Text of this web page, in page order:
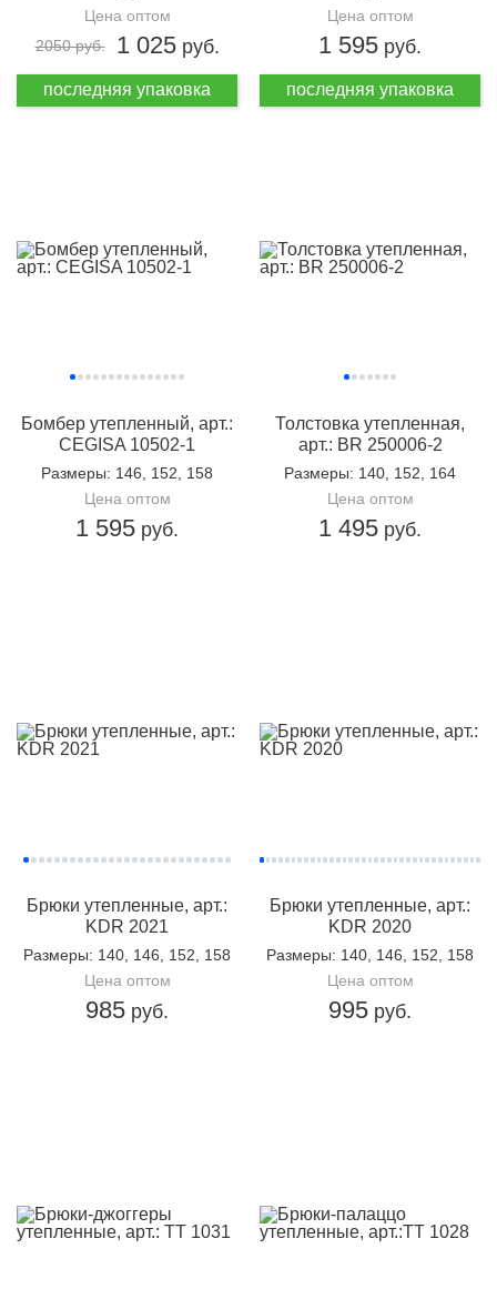
Цена оптом
2050 руб.
1 025руб.
Цена оптом
1 595 руб.
последняя упаковка
Бомбер утепленный, арт.:
CEGISA 10502-1
Размеры: 146, 152, 158
Цена оптом
1 595 руб.
последняя упаковка
Толстовка утепленная,
арт.: BR 250006-2
Размеры: 140, 152, 164
Цена оптом
1 495 руб.
Брюки утепленные, арт.:
KDR 2021
Размеры: 140, 146, 152, 158
Цена оптом
985 руб.
Брюки утепленные, арт.:
KDR 2020
Размеры: 140, 146, 152, 158
Цена оптом
995 руб.